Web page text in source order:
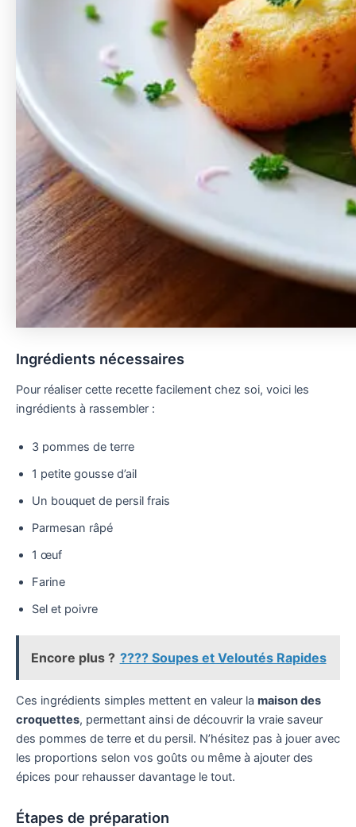
Ingrédients nécessaires
Pour réaliser cette recette facilement chez soi, voici les
ingrédients à rassembler :
3 pommes de terre
1 petite gousse d’ail
Un bouquet de persil frais
Parmesan râpé
1 œuf
Farine
Sel et poivre
Encore plus ? ???? Soupes et Veloutés Rapides
Ces ingrédients simples mettent en valeur la maison des
croquettes, permettant ainsi de découvrir la vraie saveur
des pommes de terre et du persil. N’hésitez pas à jouer avec
les proportions selon vos goûts ou même à ajouter des
épices pour rehausser davantage le tout.
Étapes de préparation